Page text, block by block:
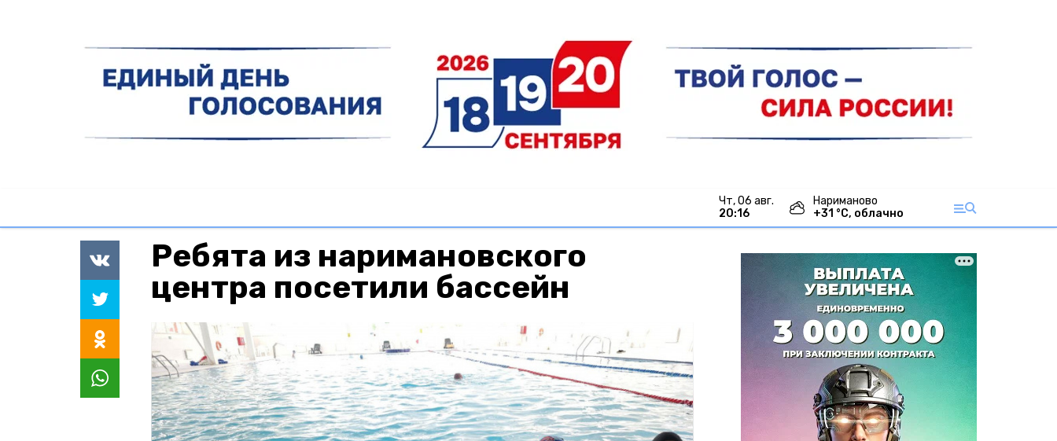
чт, 06 авг.
20:16
Нариманово
+31 °С, облачно
Ребята из наримановского
центра посетили бассейн